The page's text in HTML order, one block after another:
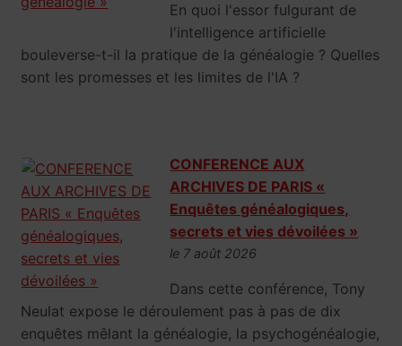
En quoi l'essor fulgurant de
l'intelligence artificielle
bouleverse-t-il la pratique de la généalogie ? Quelles
sont les promesses et les limites de l'IA ?
CONFERENCE AUX
ARCHIVES DE PARIS «
Enquêtes généalogiques,
secrets et vies dévoilées »
le 7 août 2026
Dans cette conférence, Tony
Neulat expose le déroulement pas à pas de dix
enquêtes mêlant la généalogie, la psychogénéalogie,